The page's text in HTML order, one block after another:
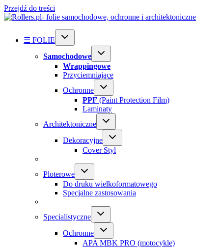
Przejdź do treści
☰ FOLIE
Samochodowe
Wrappingowe
Przyciemniające
Ochronne
PPF (Paint Protection Film)
Laminaty
Architektoniczne
Dekoracyjne
Cover Styl
Ploterowe
Do druku wielkoformatowego
Specjalne zastosowania
Specialistyczne
Ochronne
APA MBK PRO (motocykle)